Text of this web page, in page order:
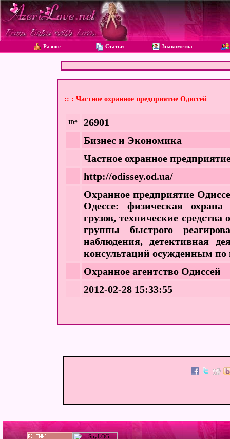
Разное Статьи Знакомства
:: : Частное охранное предприятие Одиссей
ID#
26901
Бизнес и Экономика
Частное охранное
http://odissey.od.ua/
Охранное предприятие
Одессе: физическая охрана
грузов, технические
группы быстрого
наблюдения, детективная
консультаций осужденным по
Охранное агентство Одиссей
2012-02-28 15:33:55